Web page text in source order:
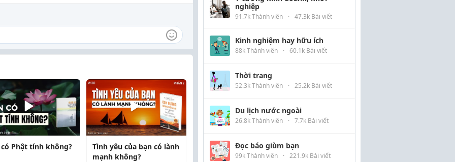
có Phật tính không?
Tình yêu của bạn có lành
mạnh không?
nghiệp
91.7k Thành viên · 47.3k Bài viết
Kinh nghiệm hay hữu ích
88k Thành viên · 60.1k Bài viết
Thời trang
52.3k Thành viên · 25.2k Bài viết
Du lịch nước ngoài
26.8k Thành viên · 7.7k Bài viết
Đọc báo giùm bạn
99k Thành viên · 221.9k Bài viết